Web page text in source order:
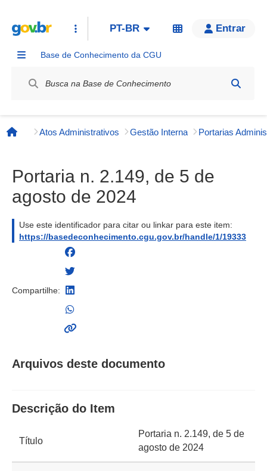
PT-BR Entrar
Base de Conhecimento da CGU
Página inicial
Atos Administrativos Gestão Interna
Portaria n. 2.149, de 5 de
agosto de 2024
Use este identificador para citar ou linkar para este item:
https://basedeconhecimento.cgu.gov.br/handle/1/19333
Compartilhe:
Arquivos deste documento
Descrição do Item
Título
Portaria n. 2.149, de 5 de
agosto de 2024